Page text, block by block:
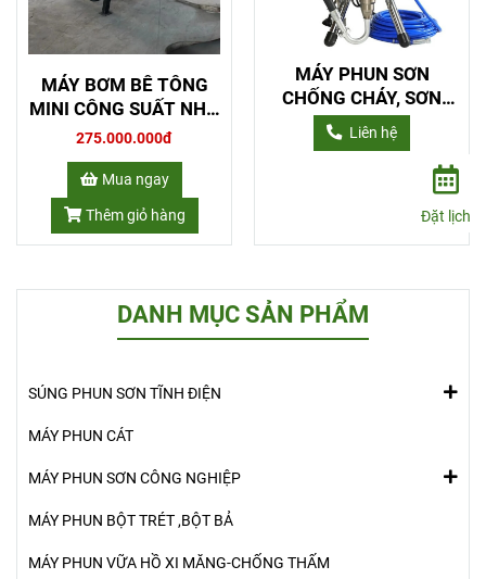
MÁY BƠM BÊ TÔNG
MINI CÔNG SUẤT NHỎ
10M3/H
275.000.000đ
Mua ngay
Thêm giỏ hàng
MÁY PHUN SƠN
CHỐNG CHÁY, SƠN
KẾT CẤU THÉP
Liên hệ
DANH MỤC SẢN PHẨM
SÚNG PHUN SƠN TĨNH ĐIỆN
MÁY PHUN CÁT
MÁY PHUN SƠN CÔNG NGHIỆP
MÁY PHUN BỘT TRÉT ,BỘT BẢ
MÁY PHUN VỮA HỒ XI MĂNG-CHỐNG THẤM
Đặt lịch